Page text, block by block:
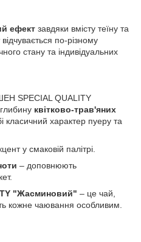
ефект завдяки вмісту теїну та
по-різному
стану та індивідуальних
SPECIAL QUALITY
квітково-трав'яних
класичний характер пуеру та
у смаковій палітрі.
– доповнюють
"Жасминовий" – це чай,
кожне чаювання особливим.